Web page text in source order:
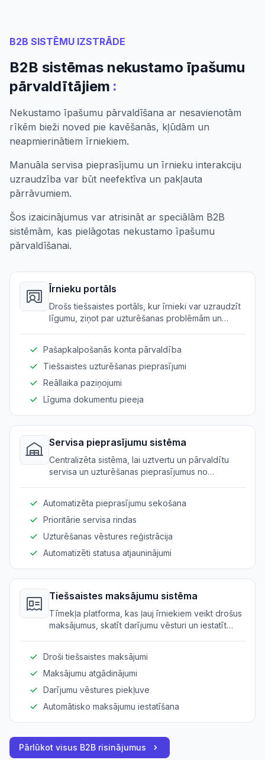
B2B SISTĒMU IZSTRĀDE
B2B sistēmas nekustamo īpašumu
pārvaldītājiem :
Nekustamo īpašumu pārvaldīšana ar nesavienotām
rīkēm bieži noved pie kavēšanās, kļūdām un
neapmierinātiem īrniekiem.
Manuāla servisa pieprasījumu un īrnieku interakciju
uzraudzība var būt neefektīva un pakļauta
pārrāvumiem.
Šos izaicinājumus var atrisināt ar speciālām B2B
sistēmām, kas pielāgotas nekustamo īpašumu
pārvaldīšanai.
Īrnieku portāls
Drošs tiešsaistes portāls, kur īrnieki var uzraudzīt
līgumu, ziņot par uzturēšanas problēmām un
Pašapkalpošanās konta pārvaldība
Tiešsaistes uzturēšanas pieprasījumi
Reāllaika paziņojumi
Līguma dokumentu pieeja
Servisa pieprasījumu sistēma
Centralizēta sistēma, lai uztvertu un pārvaldītu
servisa un uzturēšanas pieprasījumus no
Automatizēta pieprasījumu sekošana
Prioritārie servisa rindas
Uzturēšanas vēstures reģistrācija
Automatizēti statusa atjauninājumi
Tiešsaistes maksājumu sistēma
Tīmekļa platforma, kas ļauj īrniekiem veikt drošus
maksājumus, skatīt darījumu vēsturi un iestatīt
Droši tiešsaistes maksājumi
Maksājumu atgādinājumi
Darījumu vēstures piekļuve
Automātisko maksājumu iestatīšana
Pārlūkot visus B2B risinājumus